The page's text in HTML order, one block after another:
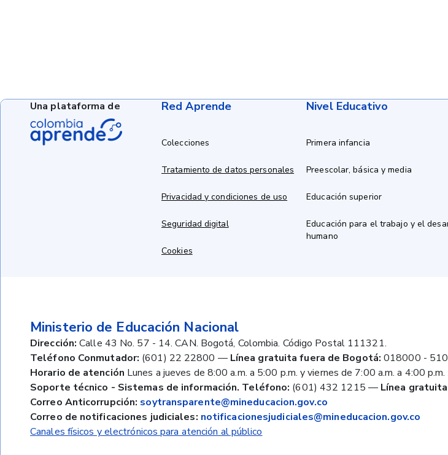
Red Aprende
Colecciones
Tratamiento de datos personales
Privacidad y condiciones de uso
Seguridad digital
Cookies
Nivel Educativo
Primera infancia
Preescolar, básica y media
Educación superior
Educación para el trabajo y el
humano
Ministerio de Educación Nacional
Dirección: Calle 43 No. 57 - 14. CAN. Bogotá, Colombia. Código Postal 111321.
Teléfono Conmutador: (601) 22 22800 — Línea gratuita fuera de Bogotá: 018000 -
Horario de atención Lunes a jueves de 8:00 a.m. a 5:00 p.m. y viernes de 7:00 a.m. a 4:00 p.m.
Soporte técnico - Sistemas de información. Teléfono: (601) 432 1215 — Línea
Correo Anticorrupción: soytransparente@mineducacion.gov.co
Correo de notificaciones judiciales: notificacionesjudiciales@mineducacion.gov.co
Canales físicos y electrónicos para atención al público
Una plataforma de